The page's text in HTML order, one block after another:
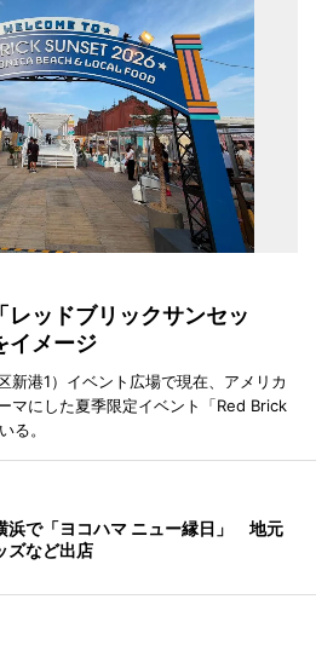
ッドブリックサンセッ
イメージ
新港1）イベント広場で現在、アメリカ
マにした夏季限定イベント「Red Brick
る。
浜で「ヨコハマ ニュー縁日」 地元
ズなど出店